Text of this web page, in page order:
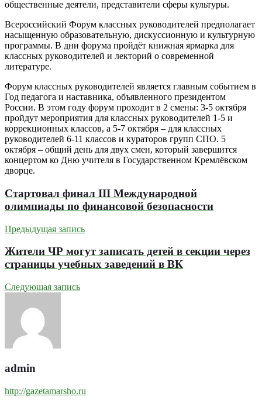
общественные деятели, представители сферы культуры.
Всероссийский Форум классных руководителей предполагает
насыщенную образовательную, дискуссионную и культурную
программы. В дни форума пройдёт книжная ярмарка для
классных руководителей и лекторий о современной
литературе.
Форум классных руководителей является главным событием в
Год педагога и наставника, объявленного президентом
России. В этом году форум проходит в 2 смены: 3-5 октября
пройдут мероприятия для классных руководителей 1-5 и
коррекционных классов, а 5-7 октября – для классных
руководителей 6-11 классов и кураторов групп СПО. 5
октября – общий день для двух смен, который завершится
концертом ко Дню учителя в Государственном Кремлёвском
дворце.
Стартовал финал III Международной
олимпиады по финансовой безопасности
Предыдущая запись
Жители ЧР могут записать детей в секции через
страницы учебных заведений в ВК
Следующая запись
admin
http://gazetamarsho.ru